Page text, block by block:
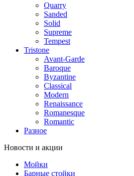
Quarry
Sanded
Solid
Supreme
Tempest
Tristone
Avant-Garde
Baroque
Byzantine
Classical
Modern
Renaissance
Romanesque
Romantic
Разное
Новости и акции
Мойки
Барные стойки